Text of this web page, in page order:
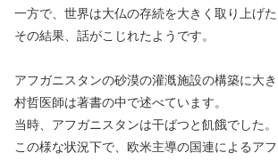
一方で、世界は大仏の存続を大きく取り上げた
その結果、話がこじれたようです。
アフガニスタンの砂漠の灌漑施設の構築に大
村哲医師は著書の中で述べています。
当時、アフガニスタンは干ばつと飢餓でした。
この様な状況下で、欧米主導の国連によるア